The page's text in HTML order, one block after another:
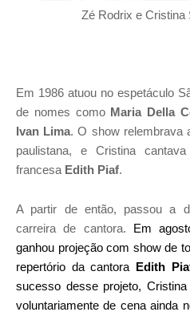
Zé Rodrix e Cristina
Em 1986 atuou no espetáculo
de nomes comoMaria Della
Ivan Lima. O show relembrava
paulistana, e Cristina
francesa Edith Piaf.
A partir de então, passou a
carreira de cantora. Em
ganhou projeção com show de
repertório da cantora Edith
sucesso desse projeto,
voluntariamente de cena ainda